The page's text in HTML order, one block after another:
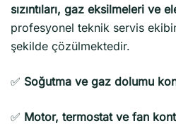
sızıntıları, gaz eksilmeleri ve
profesyonel teknik servis
şekilde çözülmektedir.
✅ Soğutma ve gaz dolumu
✅ Motor, termostat ve fan